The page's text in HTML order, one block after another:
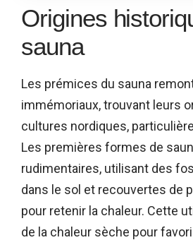
Origines
sauna
Les prémices du sauna
immémoriaux, trouvant leurs
cultures nordiques,
Les premières formes de
rudimentaires, utilisant des
dans le sol et recouvertes de
pour retenir la chaleur. Cette
de la chaleur sèche pour